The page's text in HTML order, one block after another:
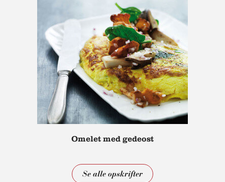
Omelet med gedeost
Se alle opskrifter